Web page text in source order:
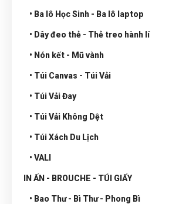
• Ba lô Học Sinh - Ba lô laptop
• Dây đeo thẻ - Thẻ treo hành lí
• Nón kết - Mũ vành
• Túi Canvas - Túi Vải
• Túi Vải Đay
• Túi Vải Không Dệt
• Túi Xách Du Lịch
• VALI
IN ẤN - BROUCHE - TÚI GIẤY
• Bao Thư - Bì Thư - Phong Bì